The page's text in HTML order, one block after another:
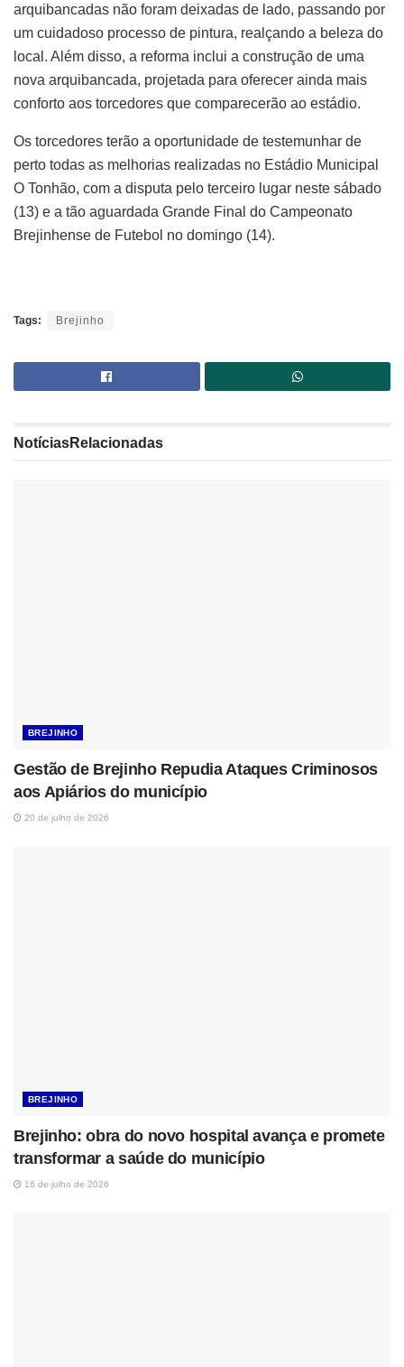
arquibancadas não foram deixadas de lado, passando por
um cuidadoso processo de pintura, realçando a beleza do
local. Além disso, a reforma inclui a construção de uma
nova arquibancada, projetada para oferecer ainda mais
conforto aos torcedores que comparecerão ao estádio.
Os torcedores terão a oportunidade de testemunhar de
perto todas as melhorias realizadas no Estádio Municipal
O Tonhão, com a disputa pelo terceiro lugar neste sábado
(13) e a tão aguardada Grande Final do Campeonato
Brejinhense de Futebol no domingo (14).
Tags: Brejinho
NotíciasRelacionadas
BREJINHO
Gestão de Brejinho Repudia Ataques Criminosos
aos Apiários do município
20 de julho de 2026
BREJINHO
Brejinho: obra do novo hospital avança e promete
transformar a saúde do município
16 de julho de 2026